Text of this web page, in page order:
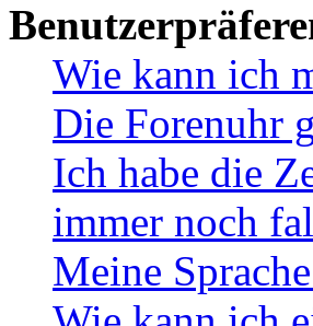
Wie kann ich
Die Forenuhr
Ich habe die
immer noch
Meine